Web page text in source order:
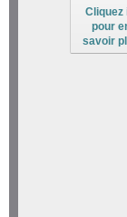
Cliquez
pour
savoir